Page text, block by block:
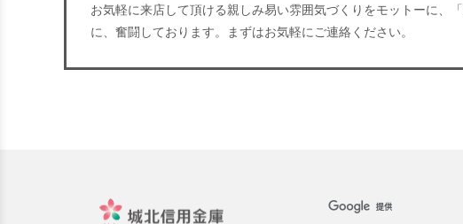
お気軽に来店して頂ける親しみ易い雰囲気づくりをモットーに、
に、奮闘しております。まずはお気軽にご連絡ください。